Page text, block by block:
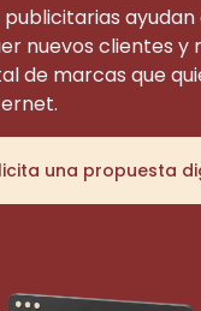
publicitarias
nuevos clientes y
de marcas que
una propuesta